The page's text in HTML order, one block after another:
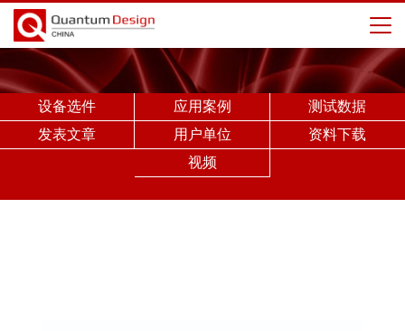
设备选件 应用案例
测试数据
发表文章
用户单位
资料下载
视频